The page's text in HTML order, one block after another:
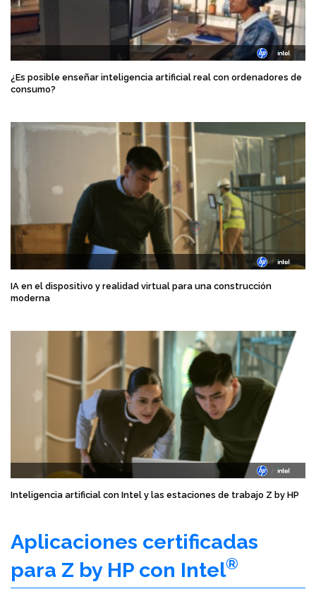
¿Es posible enseñar inteligencia artificial real con ordenadores de
consumo?
IA en el dispositivo y realidad virtual para una construcción
moderna
Inteligencia artificial con Intel y las estaciones de trabajo Z by HP
Aplicaciones certificadas
para Z by HP con Intel®